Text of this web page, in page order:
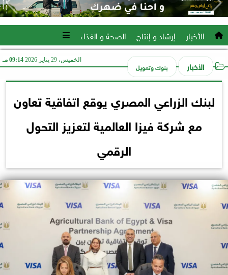
الأخبار إرشاد و إنتاج الصحة و الغذاء
الأخبار بنوك وتمويل
الخميس، 29 يناير 2026 09:14 مـ
لبنك الزراعي المصري يوقع اتفاقية تعاون
مع شركة فيزا العالمية لتعزيز التحول
الرقمي